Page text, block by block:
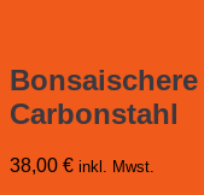
Carbonstahl
38,00 € inkl. Mwst.